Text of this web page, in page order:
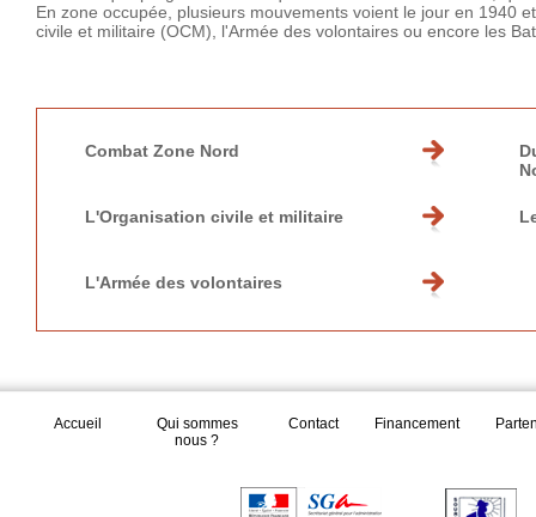
En zone occupée, plusieurs mouvements voient le jour en 1940
civile et militaire (OCM), l'Armée des volontaires ou encore les
Combat Zone Nord
L'Organisation civile et militaire
L'Armée des volontaires
Accueil
Qui sommes
nous ?
Contact Financement